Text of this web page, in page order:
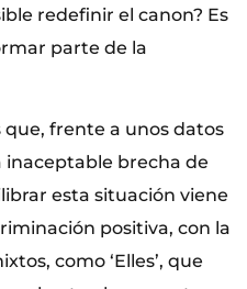
redefinir el canon? Es
parte de la
frente a unos datos
brecha de
esta situación viene
positiva, con la
como ‘Elles’, que